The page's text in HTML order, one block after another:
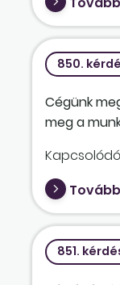
850.
Cégünk
meg a
851.